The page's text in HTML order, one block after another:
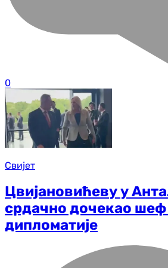
0
Свијет
Цвијановићеву у
срдачно дочекао шеф
дипломатије